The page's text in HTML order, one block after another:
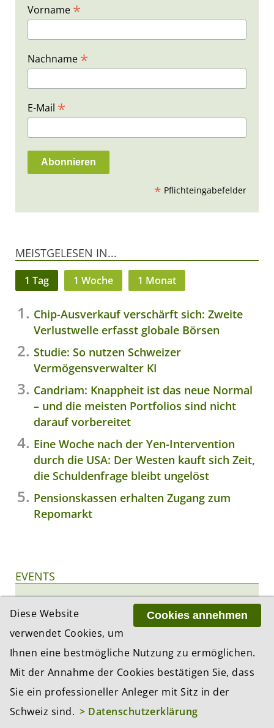
Vorname *
Nachname *
E-Mail *
* Pflichteingabefelder
MEISTGELESEN IN...
1 Tag 1 Woche 1 Monat
Chip-Ausverkauf verschärft sich: Zweite
Verlustwelle erfasst globale Börsen
Studie: So nutzen Schweizer
Vermögensverwalter KI
Candriam: Knappheit ist das neue Normal
– und die meisten Portfolios sind nicht
darauf vorbereitet
Eine Woche nach der Yen-Intervention
durch die USA: Der Westen kauft sich Zeit,
die Schuldenfrage bleibt ungelöst
Pensionskassen erhalten Zugang zum
Repomarkt
EVENTS
01.09.2026
BEKB-Stiftungsdialog Herbst
Zeit:10:30 Uhr
Veranstalter:BEKB
Mehr Infos
03.09.2026
Corporate Relocation to Switzerland
Cookies annehmen
Diese Website
verwendet Cookies, um
Ihnen eine bestmögliche Nutzung zu ermöglichen.
Mit der Annahme der Cookies bestätigen Sie, dass
Sie ein professioneller Anleger mit Sitz in der
Schweiz sind. > Datenschutzerklärung